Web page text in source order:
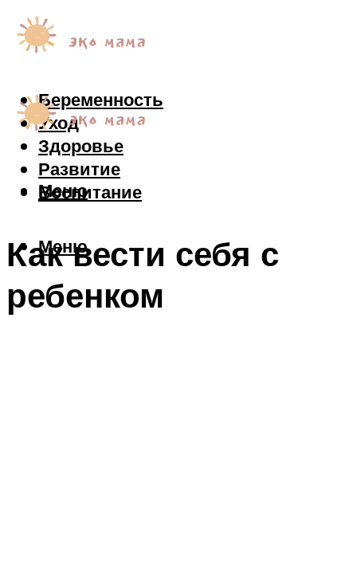
Беременность
Уход
Здоровье
Развитие
Воспитание
Меню
Меню
Как вести себя с
ребенком